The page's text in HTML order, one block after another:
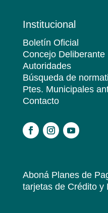
Institucional
Boletín Oficial
Concejo Deliberante
Autoridades
Búsqueda de
Ptes. Municipales
Contacto
Aboná Planes de
tarjetas de Crédito y